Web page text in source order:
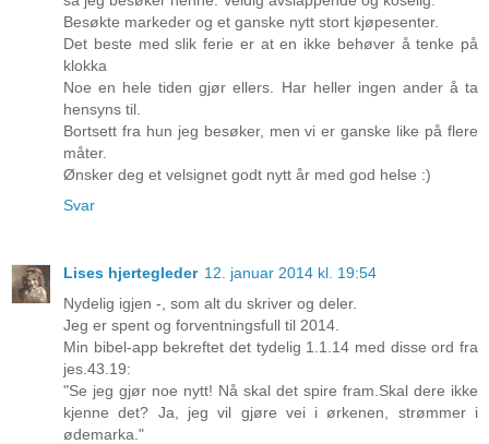
Besøkte markeder og et ganske nytt stort kjøpesenter.
Det beste med slik ferie er at en ikke behøver å tenke på
klokka
Noe en hele tiden gjør ellers. Har heller ingen ander å ta
hensyns til.
Bortsett fra hun jeg besøker, men vi er ganske like på flere
måter.
Ønsker deg et velsignet godt nytt år med god helse :)
Svar
Lises hjertegleder 12. januar 2014 kl. 19:54
Nydelig igjen -, som alt du skriver og deler.
Jeg er spent og forventningsfull til 2014.
Min bibel-app bekreftet det tydelig 1.1.14 med disse ord fra
jes.43.19:
"Se jeg gjør noe nytt! Nå skal det spire fram.Skal dere ikke
kjenne det? Ja, jeg vil gjøre vei i ørkenen, strømmer i
ødemarka."